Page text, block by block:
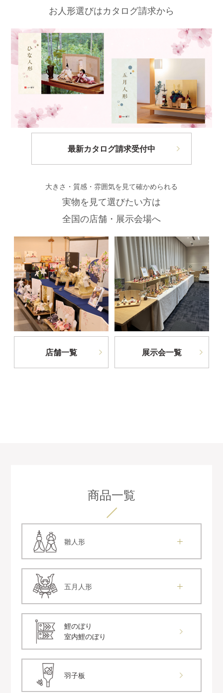
お人形選びはカタログ請求から
最新カタログ請求受付中
大きさ・質感・雰囲気を見て確かめられる
実物を見て選びたい方は
全国の店舗・展示会場へ
店舗一覧 展示会一覧
商品一覧
雛人形
五月人形
鯉のぼり
室内鯉のぼり
羽子板